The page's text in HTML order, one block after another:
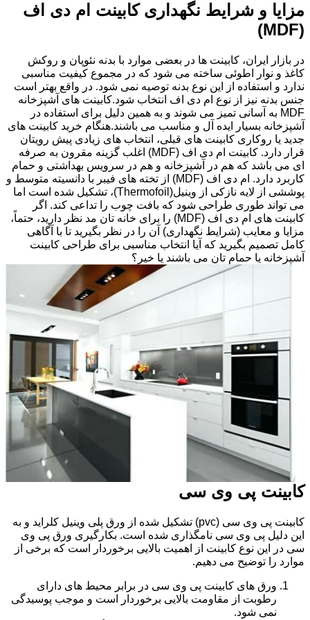
مزایا و شرایط نگهداری کابینت ام دی اف
(MDF)
در بازار ایران، کابینت ها در بعضی موارد با بدنه نئوپان و روکش
کاغذ و نوار اطوئی ساخته می شود که در مجموع کیفیت مناسبی
ندارد و استفاده از این نوع بدنه توصیه نمی شود. در واقع بهتر است
جنس بدنه نیز از نوع ام دی اف انتخاب شود.کابینت های آشپزخانه
MDF به آسانی تمیز می شوند و به همین دلیل برای استفاده در
آشپزخانه بسیار ایده آل و مناسب می باشند.هنگام خرید کابینت های
جدید یا روکاری کابینت های قبلی، انتخاب های زیادی پیش رویتان
قرار دارد. کابینت ام دی اف (MDF) اغلب گزینه مقرون به صرفه
ای می باشد که هم در آشپزخانه و هم در سرویس بهداشتی و حمام
کاربرد دارد. ام دی اف (MDF) از تخته های فیبر با دانسیته متوسط و
پوششی از لایه نازکی از وینیل(Thermofoil)، تشکیل شده است اما
می تواند طوری طراحی شود که بافت چوب را تداعی کند. اگر
کابینت های ام دی اف (MDF) را برای خانه تان مد نظر دارید، حتماً،
مزایا و معایب (شرایط نگهداری) آن را در نظر بگیرید تا با آگاهی
کامل تصمیم بگیرید که آیا انتخاب مناسبی برای طراحی کابینت
آشپزخانه یا حمام تان می باشند یا خیر؟
کابینت پی وی سی
کابینت پی وی سی (pvc) تشکیل شده از ورق پلی وینیل کلراید و به
این دلیل پی وی سی نامگذاری شده است. بکارگیری ورق پی وی
سی در این نوع کابینت از اهمیت بالایی برخوردار است که برخی از
موارد را توضیح می دهیم.
ورق های کابینت پی وی سی در برابر محیط های دارای
رطوبت از مقاومت بالایی برخوردار است و موجب پوسیدگی
نمی شود.